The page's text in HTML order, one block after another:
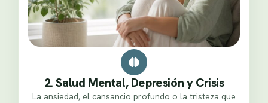
2. Salud Mental, Depresión y Crisis
La ansiedad, el cansancio profundo o la tristeza que